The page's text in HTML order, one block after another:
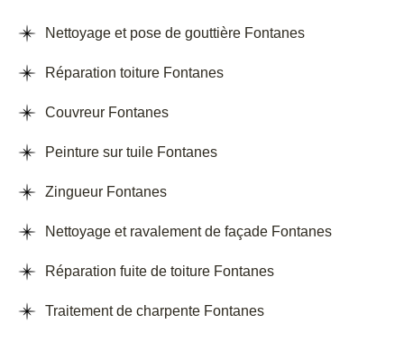
Nettoyage et pose de gouttière Fontanes
Réparation toiture Fontanes
Couvreur Fontanes
Peinture sur tuile Fontanes
Zingueur Fontanes
Nettoyage et ravalement de façade Fontanes
Réparation fuite de toiture Fontanes
Traitement de charpente Fontanes